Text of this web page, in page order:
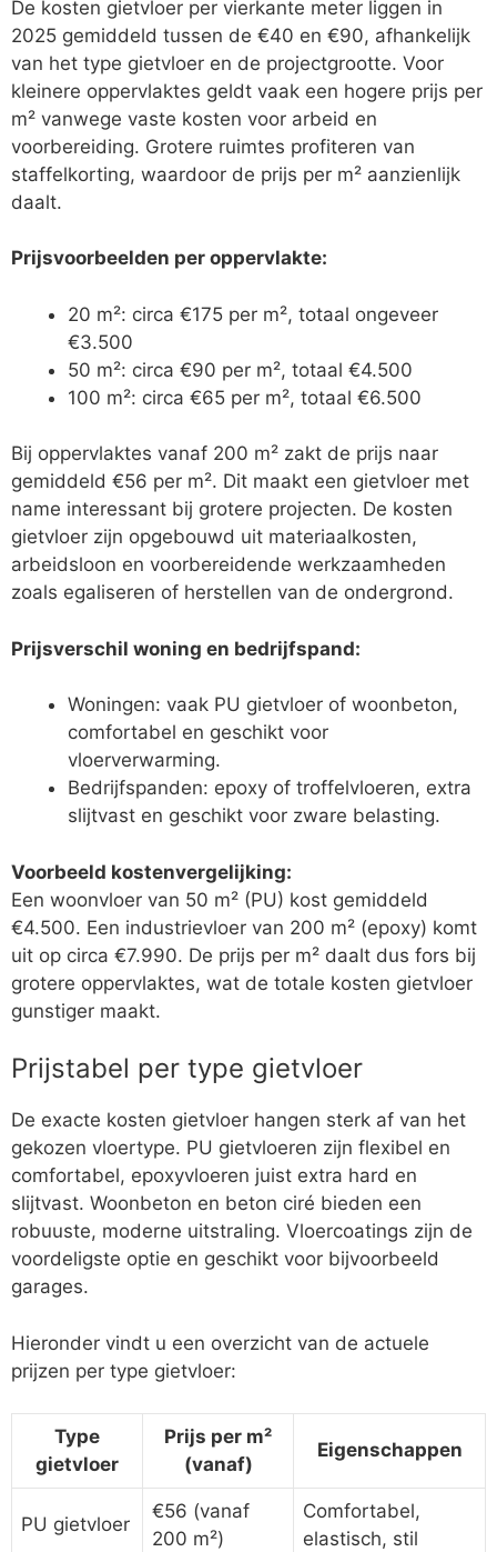
De kosten gietvloer per vierkante meter liggen in
2025 gemiddeld tussen de €40 en €90, afhankelijk
van het type gietvloer en de projectgrootte. Voor
kleinere oppervlaktes geldt vaak een hogere prijs per
m² vanwege vaste kosten voor arbeid en
voorbereiding. Grotere ruimtes profiteren van
staffelkorting, waardoor de prijs per m² aanzienlijk
daalt.
Prijsvoorbeelden per oppervlakte:
20 m²: circa €175 per m², totaal ongeveer
€3.500
50 m²: circa €90 per m², totaal €4.500
100 m²: circa €65 per m², totaal €6.500
Bij oppervlaktes vanaf 200 m² zakt de prijs naar
gemiddeld €56 per m². Dit maakt een gietvloer met
name interessant bij grotere projecten. De kosten
gietvloer zijn opgebouwd uit materiaalkosten,
arbeidsloon en voorbereidende werkzaamheden
zoals egaliseren of herstellen van de ondergrond.
Prijsverschil woning en bedrijfspand:
Woningen: vaak PU gietvloer of woonbeton,
comfortabel en geschikt voor
vloerverwarming.
Bedrijfspanden: epoxy of troffelvloeren, extra
slijtvast en geschikt voor zware belasting.
Voorbeeld kostenvergelijking:
Een woonvloer van 50 m² (PU) kost gemiddeld
€4.500. Een industrievloer van 200 m² (epoxy) komt
uit op circa €7.990. De prijs per m² daalt dus fors bij
grotere oppervlaktes, wat de totale kosten gietvloer
gunstiger maakt.
Prijstabel per type gietvloer
De exacte kosten gietvloer hangen sterk af van het
gekozen vloertype. PU gietvloeren zijn flexibel en
comfortabel, epoxyvloeren juist extra hard en
slijtvast. Woonbeton en beton ciré bieden een
robuuste, moderne uitstraling. Vloercoatings zijn de
voordeligste optie en geschikt voor bijvoorbeeld
garages.
Hieronder vindt u een overzicht van de actuele
prijzen per type gietvloer:
Type
gietvloer
Prijs per m²
(vanaf)
Eigenschappen
PU gietvloer
€56 (vanaf
200 m²)
Comfortabel,
elastisch, stil